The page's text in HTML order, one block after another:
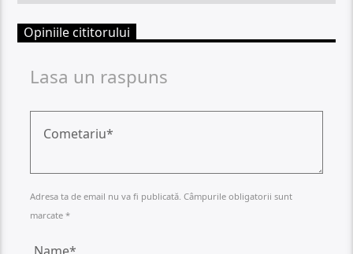
Opiniile cititorului
Lasa un raspuns
Adresa ta de email nu va fi publicată. Câmpurile obligatorii sunt
marcate *